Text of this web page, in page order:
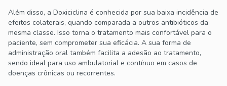
Além disso, a Doxiciclina é conhecida por sua baixa incidência de
efeitos colaterais, quando comparada a outros antibióticos da
mesma classe. Isso torna o tratamento mais confortável para o
paciente, sem comprometer sua eficácia. A sua forma de
administração oral também facilita a adesão ao tratamento,
sendo ideal para uso ambulatorial e contínuo em casos de
doenças crônicas ou recorrentes.